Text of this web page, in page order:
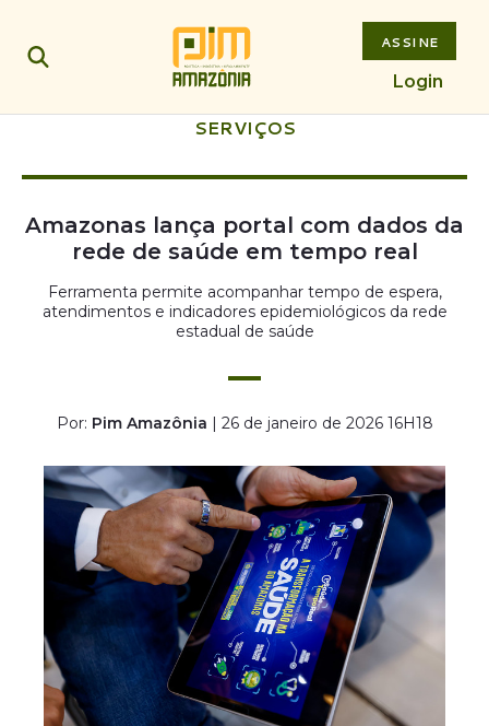
ASSINE
Login
SERVIÇOS
Amazonas lança portal com dados da
rede de saúde em tempo real
Ferramenta permite acompanhar tempo de espera,
atendimentos e indicadores epidemiológicos da rede
estadual de saúde
Por: Pim Amazônia | 26 de janeiro de 2026 16H18